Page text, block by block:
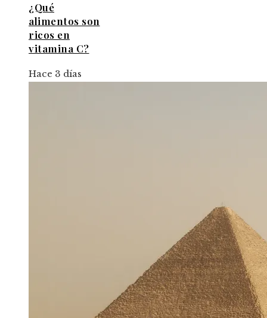
¿Qué
alimentos son
ricos en
vitamina C?
Hace 3 días